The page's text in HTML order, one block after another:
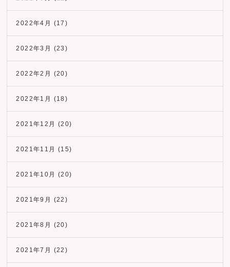
2022年4月 (17)
2022年3月 (23)
2022年2月 (20)
2022年1月 (18)
2021年12月 (20)
2021年11月 (15)
2021年10月 (20)
2021年9月 (22)
2021年8月 (20)
2021年7月 (22)